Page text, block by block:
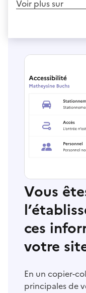
Voir plus sur
Vous
ces
votre
En un copier-
principales de